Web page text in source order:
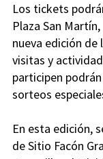
Los tickets
Plaza San
nueva edición
visitas y
participen
sorteos
En esta edición,
de Sitio Facón